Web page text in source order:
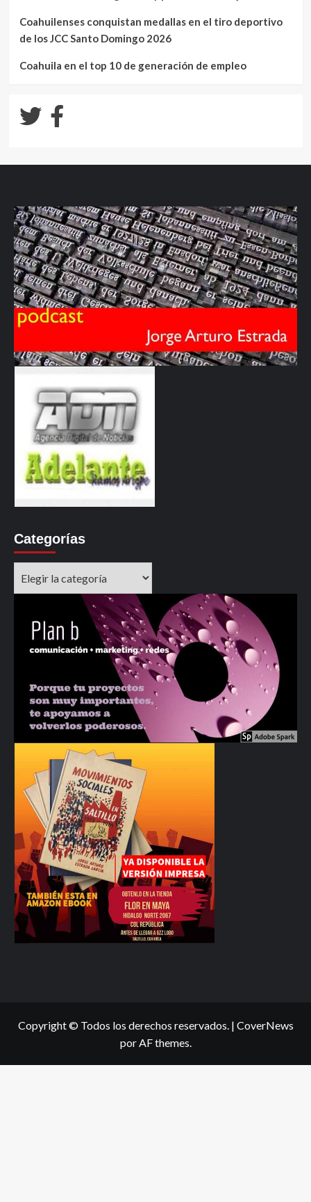
Coahuilenses conquistan medallas en el tiro deportivo
de los JCC Santo Domingo 2026
Coahuila en el top 10 de generación de empleo
Categorías
Copyright © Todos los derechos reservados. | CoverNews
por AF themes.